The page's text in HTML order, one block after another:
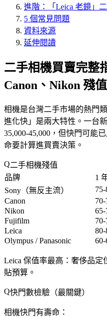
進階：「Leica 老鏡」
5 個常見問題
資料來源
延伸閱讀
二手相機買賣完整
Canon、Nikon 殘
相機是台灣二手市場的熱門
進化快 」是兩大特性。一台
35,000-45,000，但快門可能已
命要計算進買賣決策。
二手相機殘值
品牌
1
Sony（無反主流）
Canon
Nikon
65-
Fujifilm
Leica
80-
Olympus / Panasonic
60-
Leica 保值率最高 ：奢侈品
貼預算。
快門數檢驗（最關鍵）
相機快門有壽命：